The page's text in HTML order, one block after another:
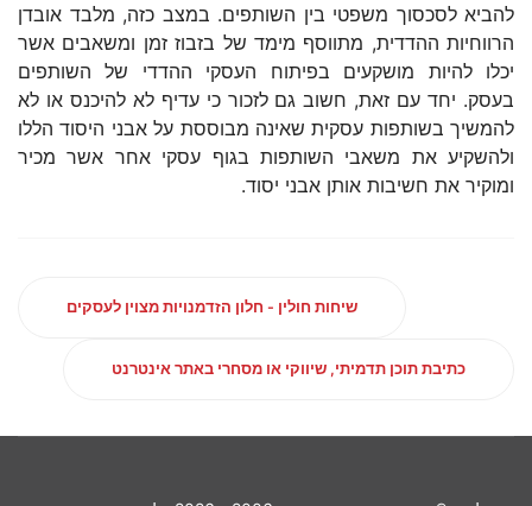
להביא לסכסוך משפטי בין השותפים. במצב כזה, מלבד אובדן
הרווחיות ההדדית, מתווסף מימד של בזבוז זמן ומשאבים אשר
יכלו להיות מושקעים בפיתוח העסקי ההדדי של השותפים
בעסק. יחד עם זאת, חשוב גם לזכור כי עדיף לא להיכנס או לא
להמשיך בשותפות עסקית שאינה מבוססת על אבני היסוד הללו
ולהשקיע את משאבי השותפות בגוף עסקי אחר אשר מכיר
ומוקיר את חשיבות אותן אבני יסוד.
שיחות חולין - חלון הזדמנויות מצוין לעסקים
כתיבת תוכן תדמיתי, שיווקי או מסחרי באתר אינטרנט